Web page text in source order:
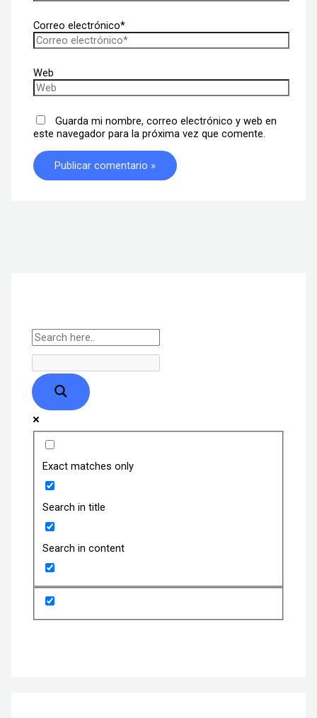
Correo electrónico*
Web
Guarda mi nombre, correo electrónico y web en
este navegador para la próxima vez que comente.
Exact matches only
Search in title
Search in content